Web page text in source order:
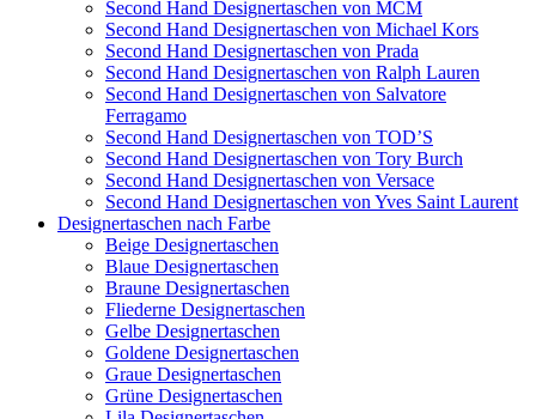
Second Hand Designertaschen von MCM
Second Hand Designertaschen von Michael Kors
Second Hand Designertaschen von Prada
Second Hand Designertaschen von Ralph Lauren
Second Hand Designertaschen von Salvatore
Ferragamo
Second Hand Designertaschen von TOD’S
Second Hand Designertaschen von Tory Burch
Second Hand Designertaschen von Versace
Second Hand Designertaschen von Yves Saint Laurent
Designertaschen nach Farbe
Beige Designertaschen
Blaue Designertaschen
Braune Designertaschen
Fliederne Designertaschen
Gelbe Designertaschen
Goldene Designertaschen
Graue Designertaschen
Grüne Designertaschen